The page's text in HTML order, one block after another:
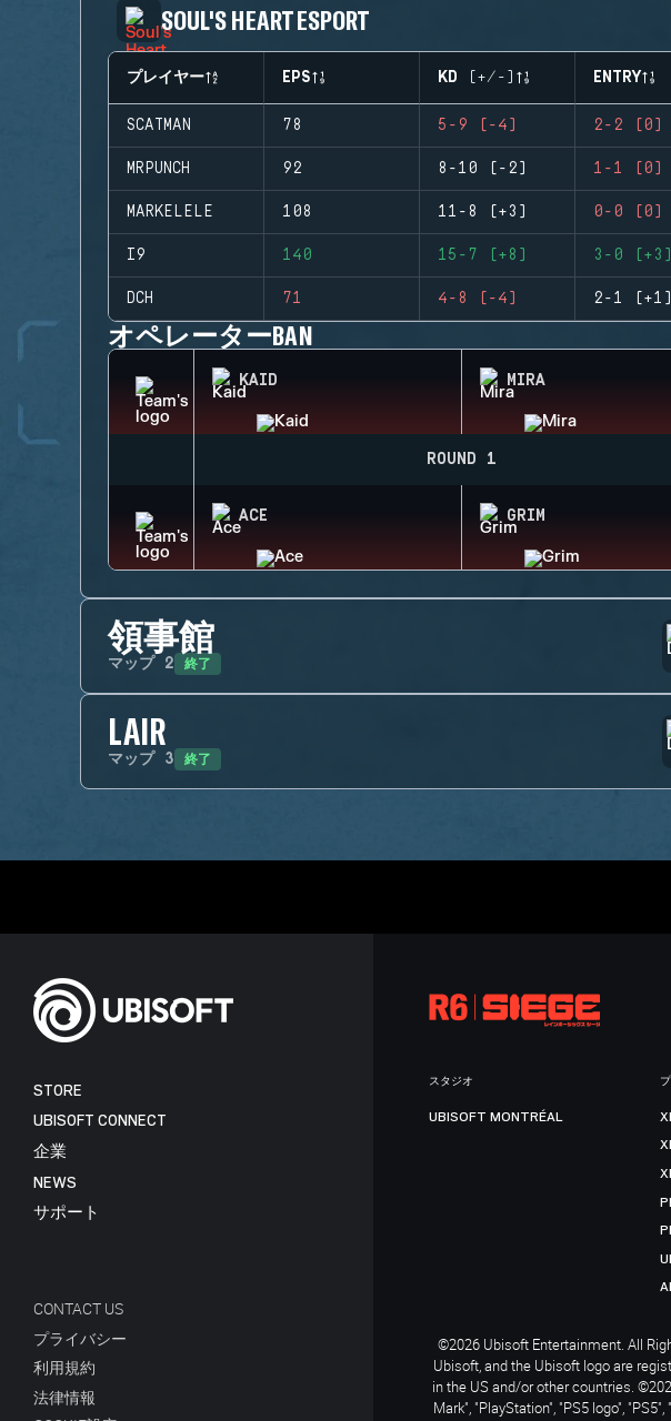
SOUL'S HEART ESPORT
プレイヤー EPS KD (+/-) ENTRY
SCATMAN 78 5-9 (-4) 2-2 (0)
MRPUNCH 92 8-10 (-2) 1-1 (0)
MARKELELE 108 11-8 (+3) 0-0 (0)
I9 140 15-7 (+8) 3-0 (+3)
DCH 71 4-8 (-4) 2-1 (+1)
オペレーターBAN
KAID MIRA
ROUND 1
ACE GRIM
領事館
マップ 2 終了
LAIR
マップ 3 終了
STORE
UBISOFT CONNECT
企業
NEWS
サポート
CONTACT US
プライバシー
利用規約
法律情報
スタジオ
UBISOFT MONTRÉAL
©2026 Ubisoft Entertainment. All
Ubisoft, and the Ubisoft logo are
in the US and/or other countries.
Mark", "PlayStation", "PS5 logo",